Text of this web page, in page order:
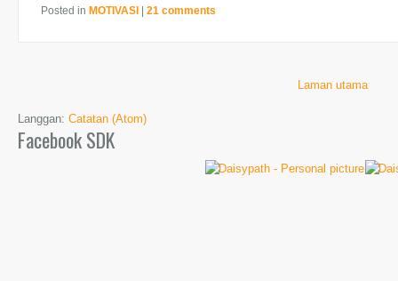
Posted in MOTIVASI 21 comments
Laman utama
Langgan: Catatan (Atom)
Facebook SDK